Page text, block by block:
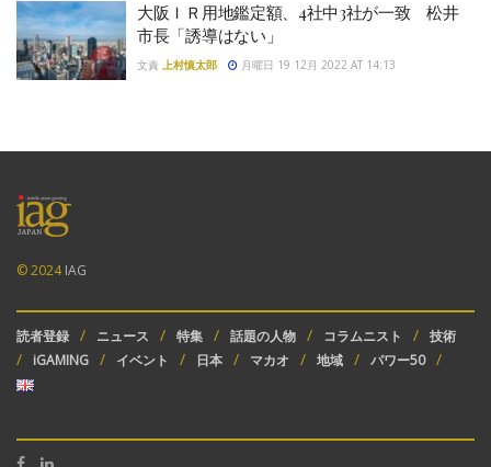
大阪ＩＲ用地鑑定額、4社中3社が一致 松井
市長「誘導はない」
文責 上村慎太郎 月曜日 19 12月 2022 AT 14:13
© 2024IAG
読者登録 ニュース 特集 話題の人物 コラムニスト
技術
iGAMING
イベント 日本 マカオ 地域 パワー50